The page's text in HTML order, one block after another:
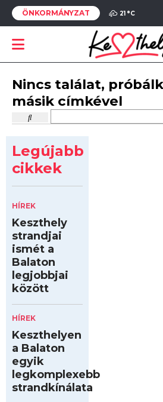
ÖNKORMÁNYZAT 21 °C
Nincs találat,
másik címkével
Legújabb
cikkek
HÍREK
Keszthely
strandjai
ismét a
Balaton
legjobbjai
között
HÍREK
Keszthelyen
a Balaton
egyik
legkomplexebb
strandkínálata